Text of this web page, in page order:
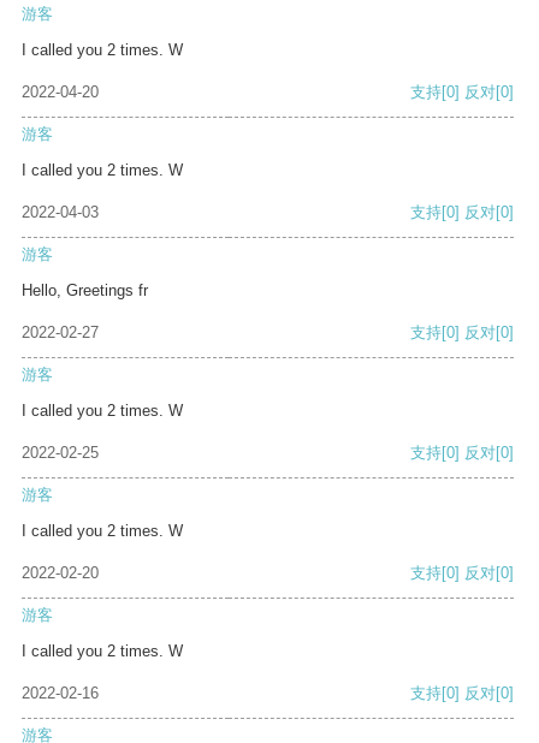
游客
I called you 2 times. W
2022-04-20 支持[0] 反对[0]
游客
I called you 2 times. W
2022-04-03 支持[0] 反对[0]
游客
Hello, Greetings fr
2022-02-27 支持[0] 反对[0]
游客
I called you 2 times. W
2022-02-25 支持[0] 反对[0]
游客
I called you 2 times. W
2022-02-20 支持[0] 反对[0]
游客
I called you 2 times. W
2022-02-16 支持[0] 反对[0]
游客